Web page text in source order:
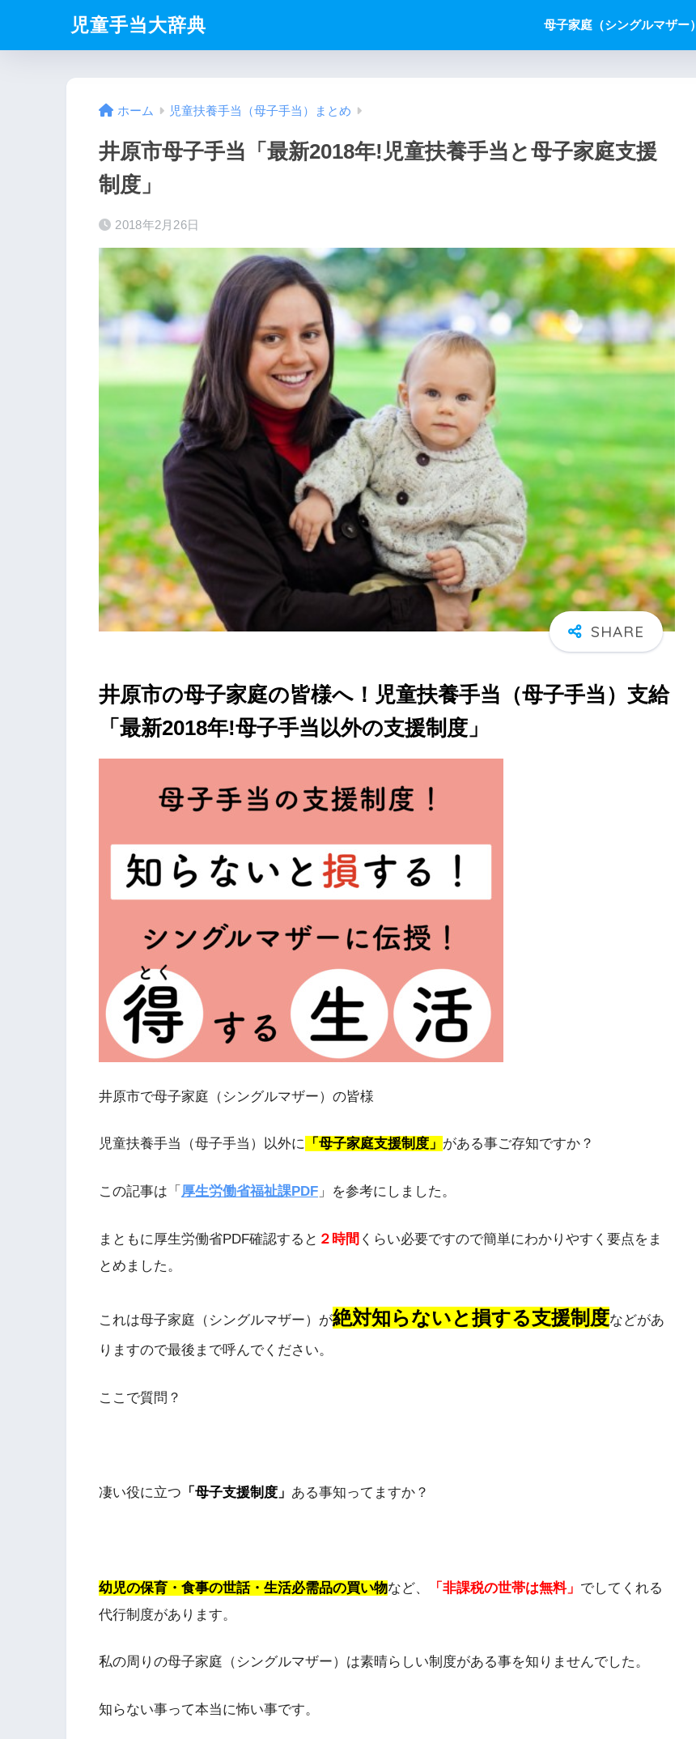
児童手当大辞典 母子家庭（シングルマザー）
ホーム 児童扶養手当（母子手当）まとめ
井原市母子手当「最新2018年!児童扶養手当と母子家庭支援
制度」
2018年2月26日
井原市の母子家庭の皆様へ！児童扶養手当（母子手当）支給
「最新2018年!母子手当以外の支援制度」
井原市で母子家庭（シングルマザー）の皆様
児童扶養手当（母子手当）以外に 「母子家庭支援制度」 がある事ご存知ですか？
この記事は「 厚生労働省福祉課PDF 」を参考にしました。
まともに厚生労働省PDF確認すると ２時間 くらい必要ですので簡単にわかりやすく要点をま
とめました。
これは母子家庭（シングルマザー）が絶対知らないと損する支援制度などがあ
りますので最後まで呼んでください。
ここで質問？
凄い役に立つ 「母子支援制度」 ある事知ってますか？
幼児の保育・食事の世話・生活必需品の買い物など、 「非課税の世帯は無料」 でしてくれる
代行制度があります。
私の周りの母子家庭（シングルマザー）は素晴らしい制度がある事を知りませんでした。
知らない事って本当に怖い事です。